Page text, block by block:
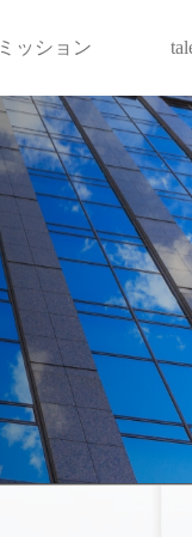
ミッション